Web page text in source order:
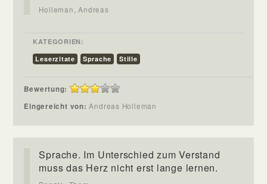
Holleman, Andreas
KATEGORIEN:
Leserzitate
Sprache Stille
Bewertung:
Eingereicht von:Andreas Holleman
Sprache. Im Unterschied zum Verstand
muss das Herz nicht erst lange lernen.